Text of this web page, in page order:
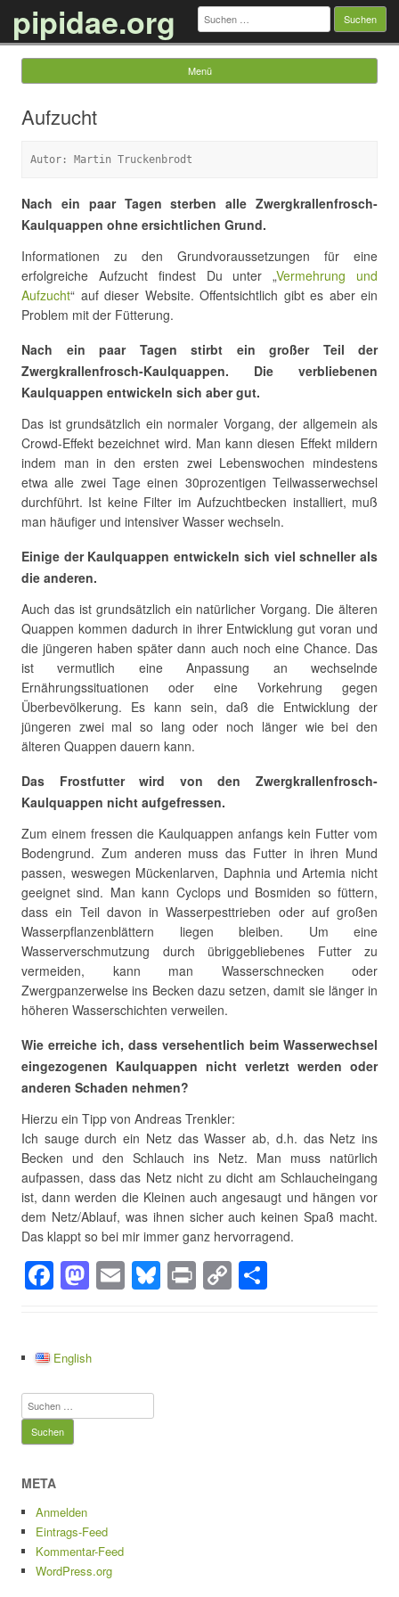
pipidae.org Suchen
nach:
Menü
Aufzucht
Autor: Martin Truckenbrodt
Nach ein paar Tagen sterben alle Zwergkrallenfrosch-
Kaulquappen ohne ersichtlichen Grund.
Informationen zu den Grundvoraussetzungen für eine
erfolgreiche Aufzucht findest Du unter „Vermehrung und
Aufzucht“ auf dieser Website. Offentsichtlich gibt es aber ein
Problem mit der Fütterung.
Nach ein paar Tagen stirbt ein großer Teil der
Zwergkrallenfrosch-Kaulquappen. Die verbliebenen
Kaulquappen entwickeln sich aber gut.
Das ist grundsätzlich ein normaler Vorgang, der allgemein als
Crowd-Effekt bezeichnet wird. Man kann diesen Effekt mildern
indem man in den ersten zwei Lebenswochen mindestens
etwa alle zwei Tage einen 30prozentigen Teilwasserwechsel
durchführt. Ist keine Filter im Aufzuchtbecken installiert, muß
man häufiger und intensiver Wasser wechseln.
Einige der Kaulquappen entwickeln sich viel schneller als
die anderen.
Auch das ist grundsätzlich ein natürlicher Vorgang. Die älteren
Quappen kommen dadurch in ihrer Entwicklung gut voran und
die jüngeren haben später dann auch noch eine Chance. Das
ist vermutlich eine Anpassung an wechselnde
Ernährungssituationen oder eine Vorkehrung gegen
Überbevölkerung. Es kann sein, daß die Entwicklung der
jüngeren zwei mal so lang oder noch länger wie bei den
älteren Quappen dauern kann.
Das Frostfutter wird von den Zwergkrallenfrosch-
Kaulquappen nicht aufgefressen.
Zum einem fressen die Kaulquappen anfangs kein Futter vom
Bodengrund. Zum anderen muss das Futter in ihren Mund
passen, weswegen Mückenlarven, Daphnia und Artemia nicht
geeignet sind. Man kann Cyclops und Bosmiden so füttern,
dass ein Teil davon in Wasserpesttrieben oder auf großen
Wasserpflanzenblättern liegen bleiben. Um eine
Wasserverschmutzung durch übriggebliebenes Futter zu
vermeiden, kann man Wasserschnecken oder
Zwergpanzerwelse ins Becken dazu setzen, damit sie länger in
höheren Wasserschichten verweilen.
Wie erreiche ich, dass versehentlich beim Wasserwechsel
eingezogenen Kaulquappen nicht verletzt werden oder
anderen Schaden nehmen?
Hierzu ein Tipp von Andreas Trenkler:
Ich sauge durch ein Netz das Wasser ab, d.h. das Netz ins
Becken und den Schlauch ins Netz. Man muss natürlich
aufpassen, dass das Netz nicht zu dicht am Schlaucheingang
ist, dann werden die Kleinen auch angesaugt und hängen vor
dem Netz/Ablauf, was ihnen sicher auch keinen Spaß macht.
Das klappt so bei mir immer ganz hervorragend.
F
e
b
o
o
k
M
o
d
o
E Bl Pr C
English
Suchen
nach:
META
Anmelden
Eintrags-Feed
Kommentar-Feed
WordPress.org